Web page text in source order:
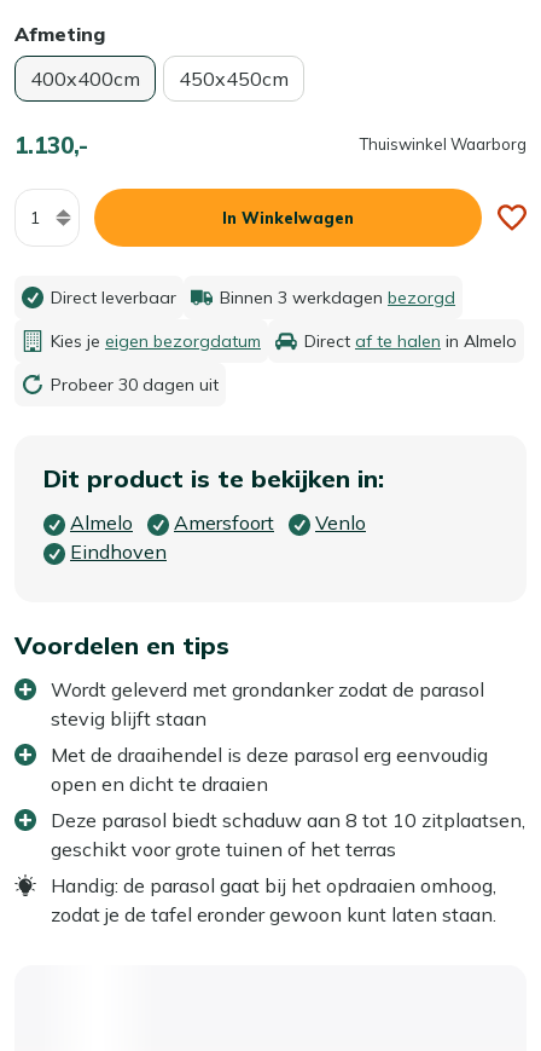
Afmeting
400x400cm
450x450cm
1.130,- Thuiswinkel Waarborg
Aantal
In Winkelwagen
Direct leverbaar Binnen 3 werkdagen bezorgd
Kies je eigen bezorgdatum Direct af te halen in Almelo
Probeer 30 dagen uit
Dit product is te bekijken in:
Almelo Amersfoort
Venlo
Eindhoven
Voordelen en tips
Wordt geleverd met grondanker zodat de parasol
stevig blijft staan
Met de draaihendel is deze parasol erg eenvoudig
open en dicht te draaien
Deze parasol biedt schaduw aan 8 tot 10 zitplaatsen,
geschikt voor grote tuinen of het terras
Handig: de parasol gaat bij het opdraaien omhoog,
zodat je de tafel eronder gewoon kunt laten staan.